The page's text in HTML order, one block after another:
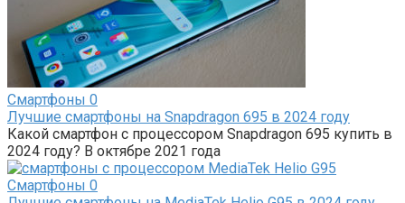
Смартфоны 0
Лучшие смартфоны на Snapdragon 695 в 2024 году
Какой смартфон с процессором Snapdragon 695 купить в
2024 году? В октябре 2021 года
Смартфоны 0